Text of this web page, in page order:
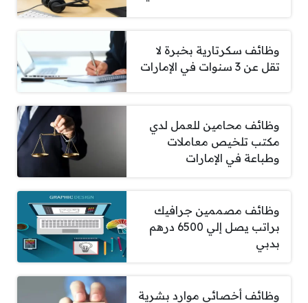
وظائف سكرتارية بخبرة لا
تقل عن 3 سنوات في الإمارات
وظائف محامين للعمل لدي
مكتب تلخيص معاملات
وطباعة في الإمارات
وظائف مصممين جرافيك
براتب يصل إلي 6500 درهم
بدبي
وظائف أخصائي موارد بشرية